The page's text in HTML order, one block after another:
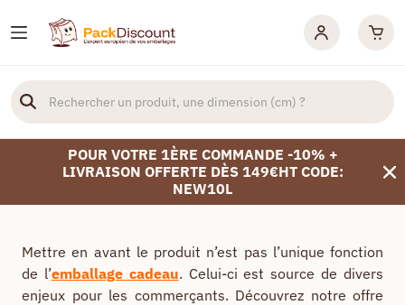
POUR VOTRE 1ÈRE COMMANDE -10% +
LIVRAISON OFFERTE DÈS 149€HT CODE:
NEW10L
Mettre en avant le produit n’est pas l’unique fonction
de l’emballage cadeau. Celui-ci est source de divers
enjeux pour les commerçants. Découvrez notre offre